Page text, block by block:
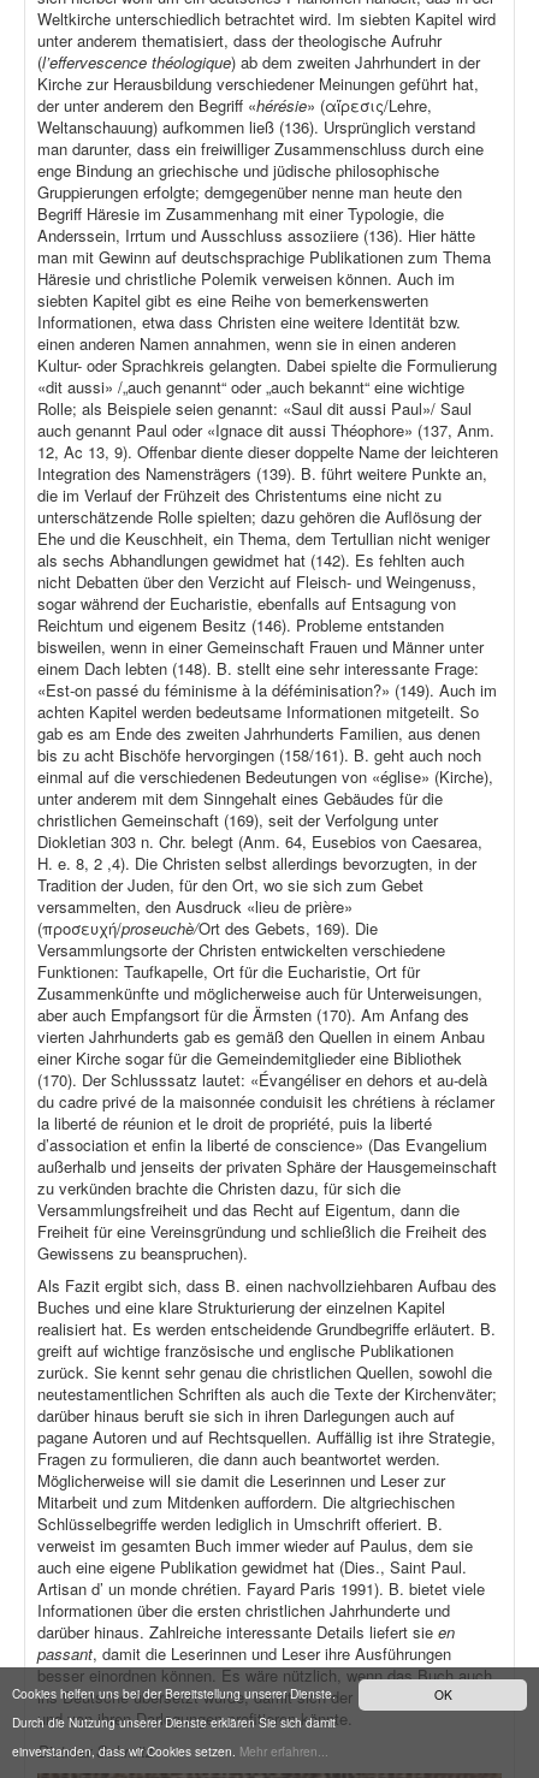
OK
Cookies helfen uns bei der Bereitstellung unserer Dienste.
Durch die Nutzung unserer Dienste erklären Sie sich damit
einverstanden, dass wir Cookies setzen. Mehr erfahren...
Weltkirche unterschiedlich betrachtet wird. Im siebten Kapitel wird
unter anderem thematisiert, dass der theologische Aufruhr
(l’effervescence théologique) ab dem zweiten Jahrhundert in der
Kirche zur Herausbildung verschiedener Meinungen geführt hat,
der unter anderem den Begriff «hérésie» (αἵρεσις/Lehre,
Weltanschauung) aufkommen ließ (136). Ursprünglich verstand
man darunter, dass ein freiwilliger Zusammenschluss durch eine
enge Bindung an griechische und jüdische philosophische
Gruppierungen erfolgte; demgegenüber nenne man heute den
Begriff Häresie im Zusammenhang mit einer Typologie, die
Anderssein, Irrtum und Ausschluss assoziiere (136). Hier hätte
man mit Gewinn auf deutschsprachige Publikationen zum Thema
Häresie und christliche Polemik verweisen können. Auch im
siebten Kapitel gibt es eine Reihe von bemerkenswerten
Informationen, etwa dass Christen eine weitere Identität bzw.
einen anderen Namen annahmen, wenn sie in einen anderen
Kultur- oder Sprachkreis gelangten. Dabei spielte die Formulierung
«dit aussi» /„auch genannt“ oder „auch bekannt“ eine wichtige
Rolle; als Beispiele seien genannt: «Saul dit aussi Paul»/ Saul
auch genannt Paul oder «Ignace dit aussi Théophore» (137, Anm.
12, Ac 13, 9). Offenbar diente dieser doppelte Name der leichteren
Integration des Namensträgers (139). B. führt weitere Punkte an,
die im Verlauf der Frühzeit des Christentums eine nicht zu
unterschätzende Rolle spielten; dazu gehören die Auflösung der
Ehe und die Keuschheit, ein Thema, dem Tertullian nicht weniger
als sechs Abhandlungen gewidmet hat (142). Es fehlten auch
nicht Debatten über den Verzicht auf Fleisch- und Weingenuss,
sogar während der Eucharistie, ebenfalls auf Entsagung von
Reichtum und eigenem Besitz (146). Probleme entstanden
bisweilen, wenn in einer Gemeinschaft Frauen und Männer unter
einem Dach lebten (148). B. stellt eine sehr interessante Frage:
«Est-on passé du féminisme à la déféminisation?» (149). Auch im
achten Kapitel werden bedeutsame Informationen mitgeteilt. So
gab es am Ende des zweiten Jahrhunderts Familien, aus denen
bis zu acht Bischöfe hervorgingen (158/161). B. geht auch noch
einmal auf die verschiedenen Bedeutungen von «église» (Kirche),
unter anderem mit dem Sinngehalt eines Gebäudes für die
christlichen Gemeinschaft (169), seit der Verfolgung unter
Diokletian 303 n. Chr. belegt (Anm. 64, Eusebios von Caesarea,
H. e. 8, 2 ,4). Die Christen selbst allerdings bevorzugten, in der
Tradition der Juden, für den Ort, wo sie sich zum Gebet
versammelten, den Ausdruck «lieu de prière»
(προσευχή/proseuchè/Ort des Gebets, 169). Die
Versammlungsorte der Christen entwickelten verschiedene
Funktionen: Taufkapelle, Ort für die Eucharistie, Ort für
Zusammenkünfte und möglicherweise auch für Unterweisungen,
aber auch Empfangsort für die Ärmsten (170). Am Anfang des
vierten Jahrhunderts gab es gemäß den Quellen in einem Anbau
einer Kirche sogar für die Gemeindemitglieder eine Bibliothek
(170). Der Schlusssatz lautet: «Évangéliser en dehors et au-delà
du cadre privé de la maisonnée conduisit les chrétiens à réclamer
la liberté de réunion et le droit de propriété, puis la liberté
d’association et enfin la liberté de conscience» (Das Evangelium
außerhalb und jenseits der privaten Sphäre der Hausgemeinschaft
zu verkünden brachte die Christen dazu, für sich die
Versammlungsfreiheit und das Recht auf Eigentum, dann die
Freiheit für eine Vereinsgründung und schließlich die Freiheit des
Gewissens zu beanspruchen).
Als Fazit ergibt sich, dass B. einen nachvollziehbaren Aufbau des
Buches und eine klare Strukturierung der einzelnen Kapitel
realisiert hat. Es werden entscheidende Grundbegriffe erläutert. B.
greift auf wichtige französische und englische Publikationen
zurück. Sie kennt sehr genau die christlichen Quellen, sowohl die
neutestamentlichen Schriften als auch die Texte der Kirchenväter;
darüber hinaus beruft sie sich in ihren Darlegungen auch auf
pagane Autoren und auf Rechtsquellen. Auffällig ist ihre Strategie,
Fragen zu formulieren, die dann auch beantwortet werden.
Möglicherweise will sie damit die Leserinnen und Leser zur
Mitarbeit und zum Mitdenken auffordern. Die altgriechischen
Schlüsselbegriffe werden lediglich in Umschrift offeriert. B.
verweist im gesamten Buch immer wieder auf Paulus, dem sie
auch eine eigene Publikation gewidmet hat (Dies., Saint Paul.
Artisan d’ un monde chrétien. Fayard Paris 1991). B. bietet viele
Informationen über die ersten christlichen Jahrhunderte und
darüber hinaus. Zahlreiche interessante Details liefert sie en
passant, damit die Leserinnen und Leser ihre Ausführungen
besser einordnen können. Es wäre nützlich, wenn das Buch auch
ins Deutsche übersetzt würde, damit sich der Leserkreis erweitern
und von ihren Darlegungen profitieren könnte.
Dietmar Schmitz